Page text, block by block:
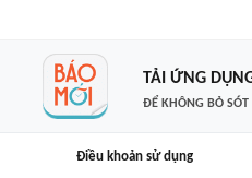
TẢI ỨNG
ĐỂ KHÔNG BỎ SÓT
Điều khoản sử dụng